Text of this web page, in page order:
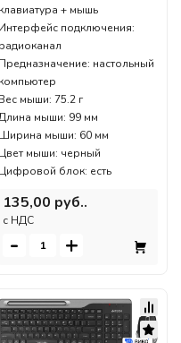
клавиатура + мышь
Интерфейс подключения:
радиоканал
Предназначение: настольный
компьютер
Вес мыши: 75.2 г
мыши: 99 мм
Ширина мыши: 60 мм
Цвет мыши: черный
Цифровой блок: есть
135,00 руб..
c НДС
- +